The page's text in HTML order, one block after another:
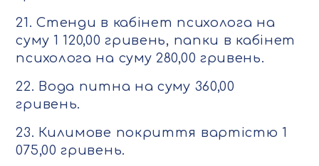
21. Стенди в кабінет психолога на
суму 1 120,00 гривень, папки в кабінет
психолога на суму 280,00 гривень.
22. Вода питна на суму 360,00
гривень.
23. Килимове покриття вартістю 1
075,00 гривень.